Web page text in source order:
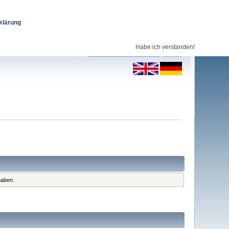
Habe ich verstanden!